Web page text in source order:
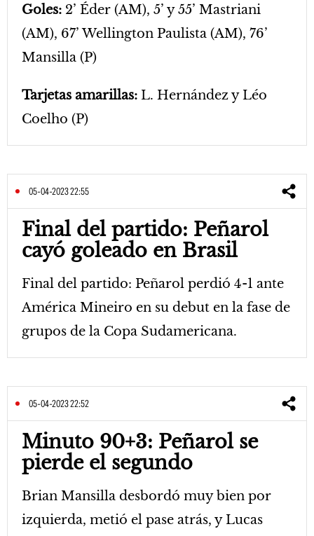
Goles: 2’ Éder (AM), 5’ y 55’ Mastriani
(AM), 67’ Wellington Paulista (AM), 76’
Mansilla (P)
Tarjetas amarillas: L. Hernández y Léo
Coelho (P)
05-04-2023 22:55
Final del partido: Peñarol
cayó goleado en Brasil
Final del partido: Peñarol perdió 4-1 ante
América Mineiro en su debut en la fase de
grupos de la Copa Sudamericana.
05-04-2023 22:52
Minuto 90+3: Peñarol se
pierde el segundo
Brian Mansilla desbordó muy bien por
izquierda, metió el pase atrás, y Lucas